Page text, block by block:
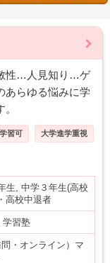
性…人見知り…ゲ
あらゆる悩みに学
習可 大学進学重視
生, 中学３年生(高校
高校中退者
学習塾
・オンライン）マ